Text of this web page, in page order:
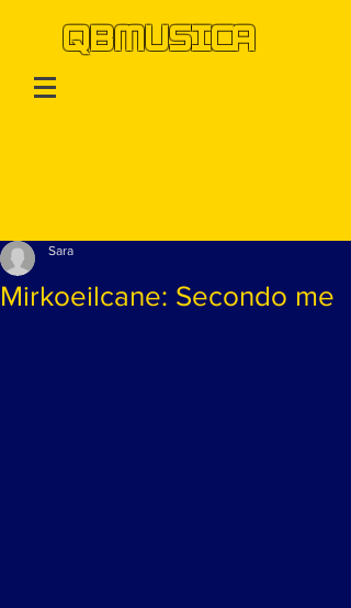
QBMUSICA
Mirkoeilcane: Secondo me
Sara